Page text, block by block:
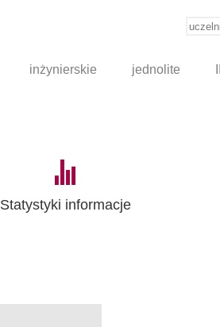
inżynierskie jednolite
Statystyki informacje